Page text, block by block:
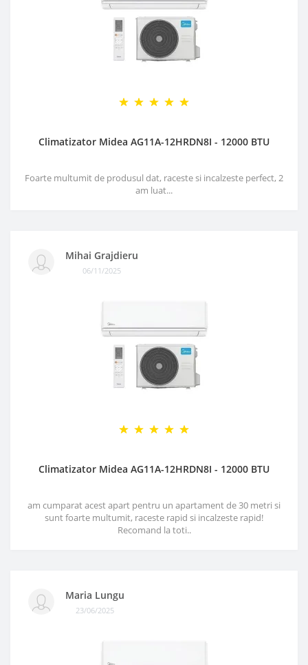
Climatizator Midea AG11A-12HRDN8I - 12000 BTU
Foarte multumit de produsul dat, raceste si incalzeste perfect, 2
am luat...
Mihai Grajdieru
06/11/2025
Climatizator Midea AG11A-12HRDN8I - 12000 BTU
am cumparat acest apart pentru un apartament de 30 metri si
sunt foarte multumit, raceste rapid si incalzeste rapid!
Recomand la toti..
Maria Lungu
23/06/2025